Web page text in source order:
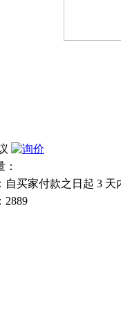
自买家付款之日起 3 天
2889